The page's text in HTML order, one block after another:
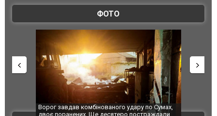
ФОТО
За 2000 кілометрів від кордону з Україною: в
Єкатеринбурзі після атаки дронів загорівся
"Мої